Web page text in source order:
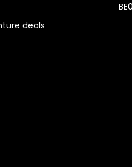
deals